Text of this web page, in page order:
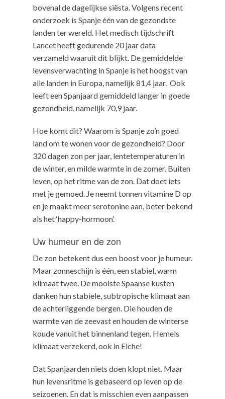
bovenal de dagelijkse siësta. Volgens recent
onderzoek is Spanje één van de gezondste
landen ter wereld. Het medisch tijdschrift
Lancet heeft gedurende 20 jaar data
verzameld waaruit dit blijkt. De gemiddelde
levensverwachting in Spanje is het hoogst van
alle landen in Europa, namelijk 81,4 jaar. Ook
leeft een Spanjaard gemiddeld langer in goede
gezondheid, namelijk 70,9 jaar.
Hoe komt dit? Waarom is Spanje zo’n goed
land om te wonen voor de gezondheid? Door
320 dagen zon per jaar, lentetemperaturen in
de winter, en milde warmte in de zomer. Buiten
leven, op het ritme van de zon. Dat doet iets
met je gemoed. Je neemt tonnen vitamine D op
en je maakt meer serotonine aan, beter bekend
als het ‘happy-hormoon’.
Uw humeur en de zon
De zon betekent dus een boost voor je humeur.
Maar zonneschijn is één, een stabiel, warm
klimaat twee. De mooiste Spaanse kusten
danken hun stabiele, subtropische klimaat aan
de achterliggende bergen. Die houden de
warmte van de zeevast en houden de winterse
koude vanuit het binnenland tegen. Hemels
klimaat verzekerd, ook in Elche!
Dat Spanjaarden niets doen klopt niet. Maar
hun levensritme is gebaseerd op leven op de
seizoenen. En dat is misschien even aanpassen